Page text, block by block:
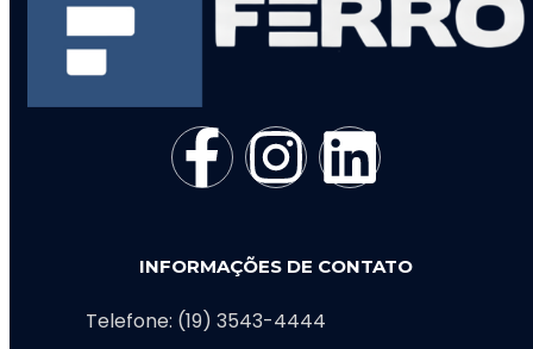
INFORMAÇÕES DE CONTATO
Telefone: (19) 3543-4444